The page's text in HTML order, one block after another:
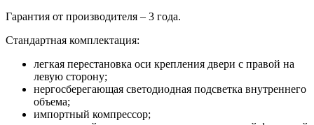
Гарантия от производителя – 3 года.
Стандартная комплектация:
легкая перестановка оси крепления двери с правой на
левую сторону;
нергосберегающая светодиодная подсветка внутреннего
объема;
импортный компрессор;